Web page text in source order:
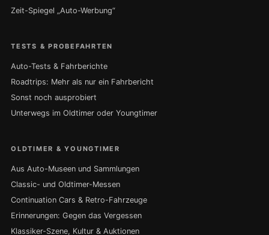
Zeit-Spiegel „Auto-Werbung“
TESTS & PROBEFAHRTEN
Auto-Tests & Fahrberichte
Roadtrips: Mehr als nur ein Fahrbericht
Sonst noch ausprobiert
Unterwegs im Oldtimer oder Youngtimer
OLDTIMER & YOUNGTIMER
Aus Auto-Museen und Sammlungen
Classic- und Oldtimer-Messen
Continuation Cars & Retro-Fahrzeuge
Erinnerungen: Gegen das Vergessen
Klassiker-Szene, Kultur & Auktionen